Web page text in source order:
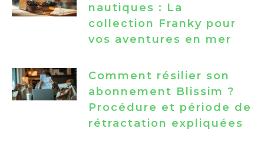
nautiques : La
collection Franky pour
vos aventures en mer
Comment résilier son
abonnement Blissim ?
Procédure et période de
rétractation expliquées